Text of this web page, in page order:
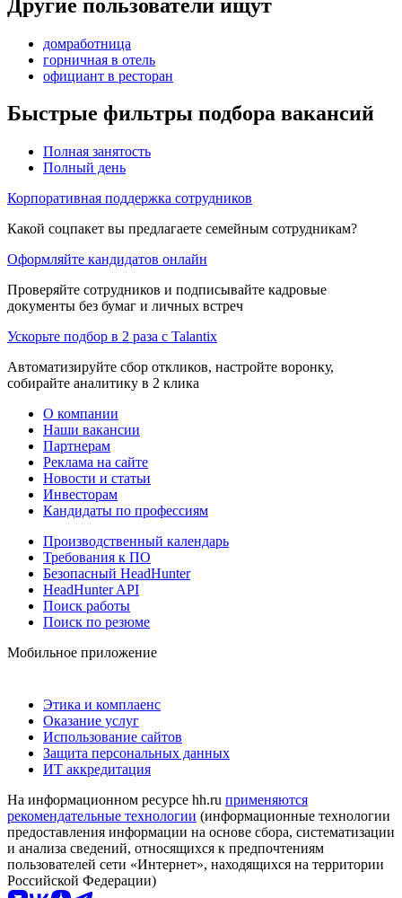
Другие пользователи ищут
домработница
горничная в отель
официант в ресторан
Быстрые фильтры подбора вакансий
Полная занятость
Полный день
Корпоративная поддержка сотрудников
Какой соцпакет вы предлагаете семейным сотрудникам?
Оформляйте кандидатов онлайн
Проверяйте сотрудников и подписывайте кадровые
документы без бумаг и личных встреч
Ускорьте подбор в 2 раза с Talantix
Автоматизируйте сбор откликов, настройте воронку,
собирайте аналитику в 2 клика
О компании
Наши вакансии
Партнерам
Реклама на сайте
Новости и статьи
Инвесторам
Кандидаты по профессиям
Производственный календарь
Требования к ПО
Безопасный HeadHunter
HeadHunter API
Поиск работы
Поиск по резюме
Мобильное приложение
Этика и комплаенс
Оказание услуг
Использование сайтов
Защита персональных данных
ИТ аккредитация
На информационном ресурсе hh.ru применяются
рекомендательные технологии (информационные технологии
предоставления информации на основе сбора, систематизации
и анализа сведений, относящихся к предпочтениям
пользователей сети «Интернет», находящихся на территории
Российской Федерации)